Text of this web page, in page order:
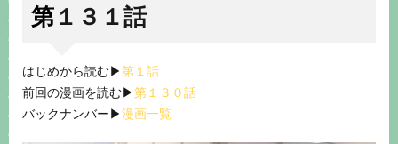
第１３１話
はじめから読む▶︎第１話
前回の漫画を読む▶︎第１３０話
バックナンバー▶︎漫画一覧